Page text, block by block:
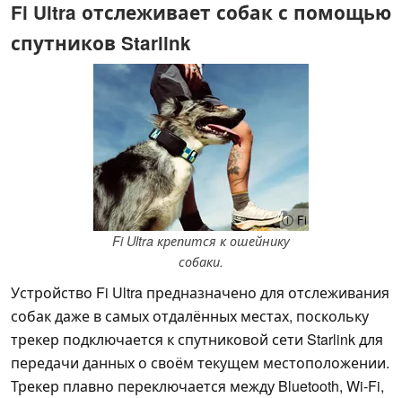
Fi Ultra отслеживает собак с помощью
спутников Starlink
ⓘ Fi
Fi Ultra крепится к ошейнику
собаки.
Устройство Fi Ultra предназначено для отслеживания
собак даже в самых отдалённых местах, поскольку
трекер подключается к спутниковой сети Starlink для
передачи данных о своём текущем местоположении.
Трекер плавно переключается между Bluetooth, Wi-Fi,